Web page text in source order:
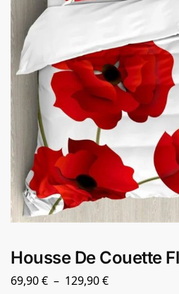
Housse De Couette
69,90€ – 129,90€